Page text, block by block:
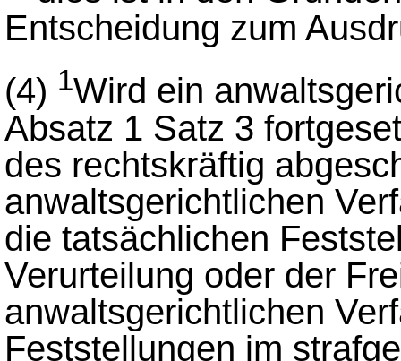
Entscheidung zum
(4) 1Wird ein
Absatz 1 Satz 3
des rechtskräftig
anwaltsgerichtlichen
die tatsächlichen
Verurteilung oder der
anwaltsgerichtlichen
Feststellungen im